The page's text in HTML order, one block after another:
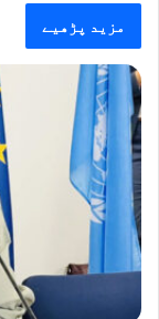
مزید پڑھیے